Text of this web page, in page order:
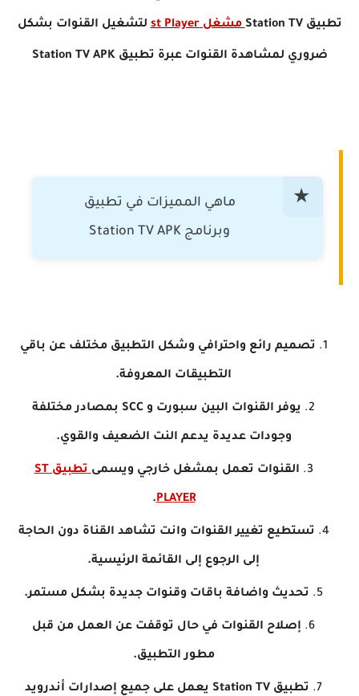
تطبيقStation TVمشغل st Player لتشغيل القنوات بشكل
ضروري لمشاهدة القنوات عبرة تطبيقStation TV APK
ماهي المميزات في تطبيق
وبرنامج Station TV APK
تصميم رائع واحترافي وشكل التطبيق مختلف عن باقي
التطبيقات المعروفة.
يوفر القنوات البين سبورت و SCC بمصادر مختلفة
وجودات عديدة يدعم النت الضعيف والقوي.
القنوات تعمل بمشغل خارجي ويسمى تطبيق ST
PLAYER
.
تستطيع تغيير القنوات وانت تشاهد القناة دون الحاجة
إلى الرجوع إلى القائمة الرئيسية.
تحديث واضافة باقات وقنوات جديدة بشكل مستمر.
إصلاح القنوات في حال توقفت عن العمل من قبل
مطور التطبيق.
تطبيق Station TV يعمل على جميع إصدارات أندرويد